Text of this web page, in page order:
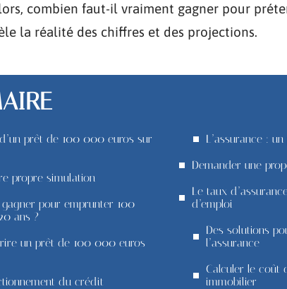
combien faut-il vraiment gagner pour
la réalité des chiffres et des projections.
prêt de 100 000 euros sur
propre simulation
pour emprunter 100
ans ?
un prêt de 100 000 euros
du crédit
L’assurance :
Demander une
Le taux
d’emploi
Des solutions
l’assurance
Calculer le coût
immobilier